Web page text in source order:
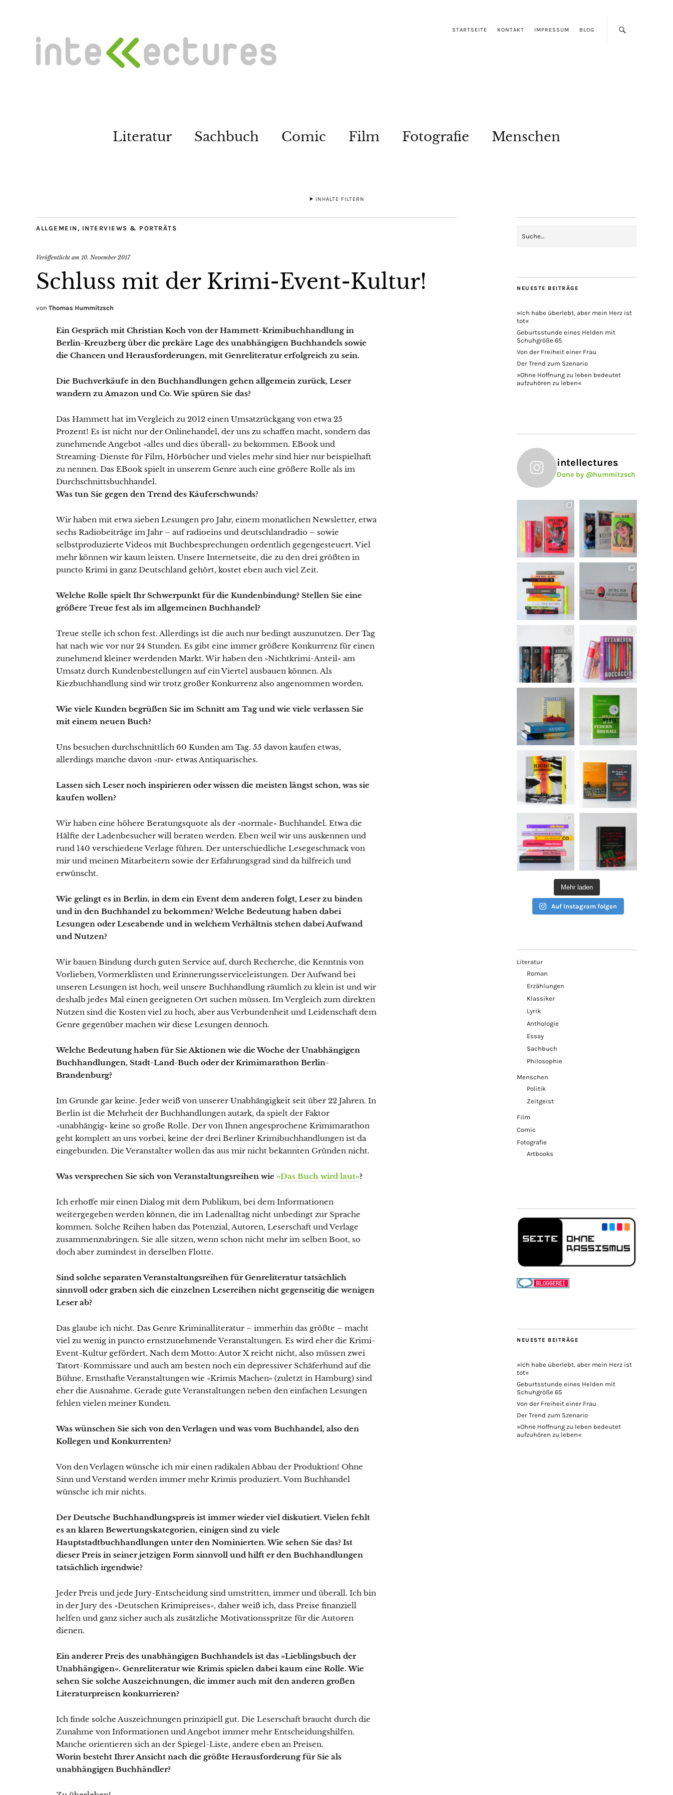
STARTSEITE KONTAKT IMPRESSUM BLOG
Literatur Sachbuch Comic Film Fotografie Menschen
INHALTE FILTERN
ALLGEMEIN, INTERVIEWS & PORTRÄTS
Veröffentlicht am 10. November 2017
Schluss mit der Krimi-Event-Kultur!
von Thomas Hummitzsch
Ein Gespräch mit Christian Koch von der Hammett-Krimibuchhandlung in
Berlin-Kreuzberg über die prekäre Lage des unabhängigen Buchhandels sowie
die Chancen und Herausforderungen, mit Genreliteratur erfolgreich zu sein.
Die Buchverkäufe in den Buchhandlungen gehen allgemein zurück, Leser
wandern zu Amazon und Co. Wie spüren Sie das?
Das Hammett hat im Vergleich zu 2012 einen Umsatzrückgang von etwa 25
Prozent! Es ist nicht nur der Onlinehandel, der uns zu schaffen macht, sondern das
zunehmende Angebot »alles und dies überall« zu bekommen. EBook und
Streaming-Dienste für Film, Hörbücher und vieles mehr sind hier nur beispielhaft
zu nennen. Das EBook spielt in unserem Genre auch eine größere Rolle als im
Durchschnittsbuchhandel.
Was tun Sie gegen den Trend des Käuferschwunds?
Wir haben mit etwa sieben Lesungen pro Jahr, einem monatlichen Newsletter, etwa
sechs Radiobeiträge im Jahr – auf radioeins und deutschlandradio – sowie
selbstproduzierte Videos mit Buchbesprechungen ordentlich gegengesteuert. Viel
mehr können wir kaum leisten. Unsere Internetseite, die zu den drei größten in
puncto Krimi in ganz Deutschland gehört, kostet eben auch viel Zeit.
Welche Rolle spielt Ihr Schwerpunkt für die Kundenbindung? Stellen Sie eine
größere Treue fest als im allgemeinen Buchhandel?
Treue stelle ich schon fest. Allerdings ist die auch nur bedingt auszunutzen. Der Tag
hat nach wie vor nur 24 Stunden. Es gibt eine immer größere Konkurrenz für einen
zunehmend kleiner werdenden Markt. Wir haben den »Nichtkrimi-Anteil« am
Umsatz durch Kundenbestellungen auf ein Viertel ausbauen können. Als
Kiezbuchhandlung sind wir trotz großer Konkurrenz also angenommen worden.
Wie viele Kunden begrüßen Sie im Schnitt am Tag und wie viele verlassen Sie
mit einem neuen Buch?
Uns besuchen durchschnittlich 60 Kunden am Tag. 55 davon kaufen etwas,
allerdings manche davon »nur« etwas Antiquarisches.
Lassen sich Leser noch inspirieren oder wissen die meisten längst schon, was sie
kaufen wollen?
Wir haben eine höhere Beratungsquote als der »normale« Buchhandel. Etwa die
Hälfte der Ladenbesucher will beraten werden. Eben weil wir uns auskennen und
rund 140 verschiedene Verlage führen. Der unterschiedliche Lesegeschmack von
mir und meinen Mitarbeitern sowie der Erfahrungsgrad sind da hilfreich und
erwünscht.
Wie gelingt es in Berlin, in dem ein Event dem anderen folgt, Leser zu binden
und in den Buchhandel zu bekommen? Welche Bedeutung haben dabei
Lesungen oder Leseabende und in welchem Verhältnis stehen dabei Aufwand
und Nutzen?
Wir bauen Bindung durch guten Service auf, durch Recherche, die Kenntnis von
Vorlieben, Vormerklisten und Erinnerungsserviceleistungen. Der Aufwand bei
unseren Lesungen ist hoch, weil unsere Buchhandlung räumlich zu klein ist und wir
deshalb jedes Mal einen geeigneten Ort suchen müssen. Im Vergleich zum direkten
Nutzen sind die Kosten viel zu hoch, aber aus Verbundenheit und Leidenschaft dem
Genre gegenüber machen wir diese Lesungen dennoch.
Welche Bedeutung haben für Sie Aktionen wie die Woche der Unabhängigen
Buchhandlungen, Stadt-Land-Buch oder der Krimimarathon Berlin-
Brandenburg?
Im Grunde gar keine. Jeder weiß von unserer Unabhängigkeit seit über 22 Jahren. In
Berlin ist die Mehrheit der Buchhandlungen autark, da spielt der Faktor
»unabhängig« keine so große Rolle. Der von Ihnen angesprochene Krimimarathon
geht komplett an uns vorbei, keine der drei Berliner Krimibuchhandlungen ist da
eingebunden. Die Veranstalter wollen das aus mir nicht bekannten Gründen nicht.
Was versprechen Sie sich von Veranstaltungsreihen wie »Das Buch wird laut«?
Ich erhoffe mir einen Dialog mit dem Publikum, bei dem Informationen
weitergegeben werden können, die im Ladenalltag nicht unbedingt zur Sprache
kommen. Solche Reihen haben das Potenzial, Autoren, Leserschaft und Verlage
zusammenzubringen. Sie alle sitzen, wenn schon nicht mehr im selben Boot, so
doch aber zumindest in derselben Flotte.
Sind solche separaten Veranstaltungsreihen für Genreliteratur tatsächlich
sinnvoll oder graben sich die einzelnen Lesereihen nicht gegenseitig die wenigen
Leser ab?
Das glaube ich nicht. Das Genre Kriminalliteratur – immerhin das größte – macht
viel zu wenig in puncto ernstzunehmende Veranstaltungen. Es wird eher die Krimi-
Event-Kultur gefördert. Nach dem Motto: Autor X reicht nicht, also müssen zwei
Tatort-Kommissare und auch am besten noch ein depressiver Schäferhund auf die
Bühne. Ernsthafte Veranstaltungen wie »Krimis Machen« (zuletzt in Hamburg) sind
eher die Ausnahme. Gerade gute Veranstaltungen neben den einfachen Lesungen
fehlen vielen meiner Kunden.
Was wünschen Sie sich von den Verlagen und was vom Buchhandel, also den
Kollegen und Konkurrenten?
Von den Verlagen wünsche ich mir einen radikalen Abbau der Produktion! Ohne
Sinn und Verstand werden immer mehr Krimis produziert. Vom Buchhandel
wünsche ich mir nichts.
Der Deutsche Buchhandlungspreis ist immer wieder viel diskutiert. Vielen fehlt
es an klaren Bewertungskategorien, einigen sind zu viele
Hauptstadtbuchhandlungen unter den Nominierten. Wie sehen Sie das? Ist
dieser Preis in seiner jetzigen Form sinnvoll und hilft er den Buchhandlungen
tatsächlich irgendwie?
Jeder Preis und jede Jury-Entscheidung sind umstritten, immer und überall. Ich bin
in der Jury des »Deutschen Krimipreises«, daher weiß ich, dass Preise finanziell
helfen und ganz sicher auch als zusätzliche Motivationsspritze für die Autoren
dienen.
Ein anderer Preis des unabhängigen Buchhandels ist das »Lieblingsbuch der
Unabhängigen«. Genreliteratur wie Krimis spielen dabei kaum eine Rolle. Wie
sehen Sie solche Auszeichnungen, die immer auch mit den anderen großen
Literaturpreisen konkurrieren?
Ich finde solche Auszeichnungen prinzipiell gut. Die Leserschaft braucht durch die
Zunahme von Informationen und Angebot immer mehr Entscheidungshilfen.
Manche orientieren sich an der Spiegel-Liste, andere eben an Preisen.
Worin besteht Ihrer Ansicht nach die größte Herausforderung für Sie als
unabhängigen Buchhändler?
NEUESTE BEITRÄGE
»Ich habe überlebt, aber mein Herz ist
tot«
Geburtsstunde eines Helden mit
Schuhgröße 65
Von der Freiheit einer Frau
Der Trend zum Szenario
»Ohne Hoffnung zu leben bedeutet
aufzuhören zu leben«
intellectures
Done by @hummitzsch
Mehr laden
Auf Instagram folgen
Literatur
Roman
Erzählungen
Klassiker
Lyrik
Anthologie
Essay
Sachbuch
Philosophie
Menschen
Politik
Zeitgeist
Film
Comic
Fotografie
Artbooks
NEUESTE BEITRÄGE
»Ich habe überlebt, aber mein Herz ist
tot«
Geburtsstunde eines Helden mit
Schuhgröße 65
Von der Freiheit einer Frau
Der Trend zum Szenario
»Ohne Hoffnung zu leben bedeutet
aufzuhören zu leben«